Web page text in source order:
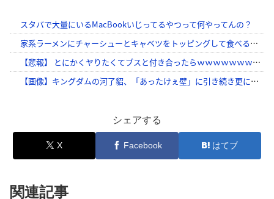
シェアする
X Facebook はてブ
関連記事